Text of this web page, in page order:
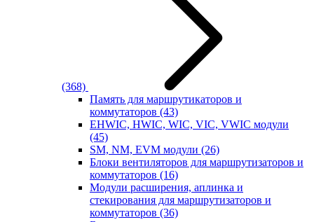
(368)
Память для маршрутикаторов и
коммутаторов (43)
EHWIC, HWIC, WIC, VIC, VWIC модули
(45)
SM, NM, EVM модули (26)
Блоки вентиляторов для маршрутизаторов и
коммутаторов (16)
Модули расширения, аплинка и
стекирования для маршрутизаторов и
коммутаторов (36)